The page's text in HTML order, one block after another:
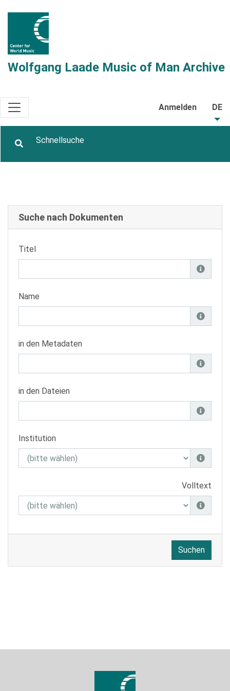
Wolfgang Laade Music of Man Archive
Anmelden DE
Suche nach Dokumenten
Titel
Name
in den Metadaten
in den Dateien
Institution
Volltext
Suchen